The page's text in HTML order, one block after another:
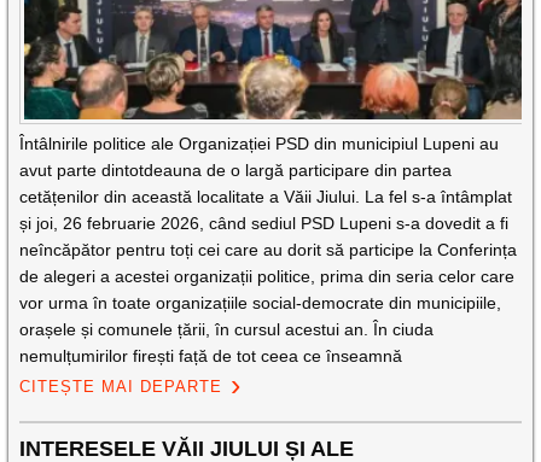
Întâlnirile politice ale Organizației PSD din municipiul Lupeni au
avut parte dintotdeauna de o largă participare din partea
cetățenilor din această localitate a Văii Jiului. La fel s-a întâmplat
și joi, 26 februarie 2026, când sediul PSD Lupeni s-a dovedit a fi
neîncăpător pentru toți cei care au dorit să participe la Conferința
de alegeri a acestei organizații politice, prima din seria celor care
vor urma în toate organizațiile social-democrate din municipiile,
orașele și comunele țării, în cursul acestui an. În ciuda
nemulțumirilor firești față de tot ceea ce înseamnă
CITEȘTE MAI DEPARTE
INTERESELE VĂII JIULUI ȘI ALE